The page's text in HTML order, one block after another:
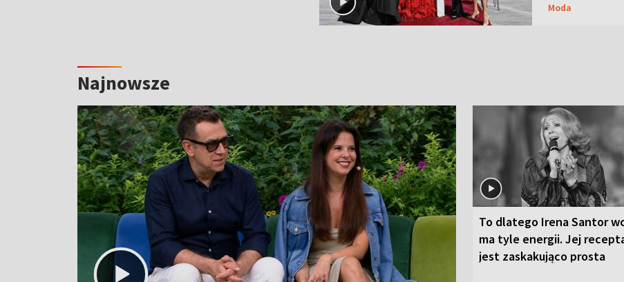
Moda
Najnowsze
To dlatego Irena Santor
ma tyle energii. Jej
jest zaskakująco prosta